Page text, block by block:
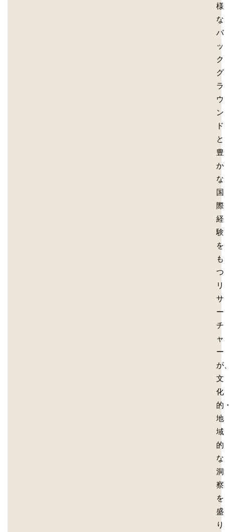
様
な
バ
ッ
ク
グ
ラ
ウ
ン
ド
と
豊
か
な
国
際
経
験
を
も
つ
リ
サ
ー
チ
ャ
ー
が
文
化
的
地
域
的
な
洞
察
を
盛
り